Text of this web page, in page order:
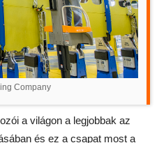
Company
a világon a legjobbak az
és ez a csapat most a